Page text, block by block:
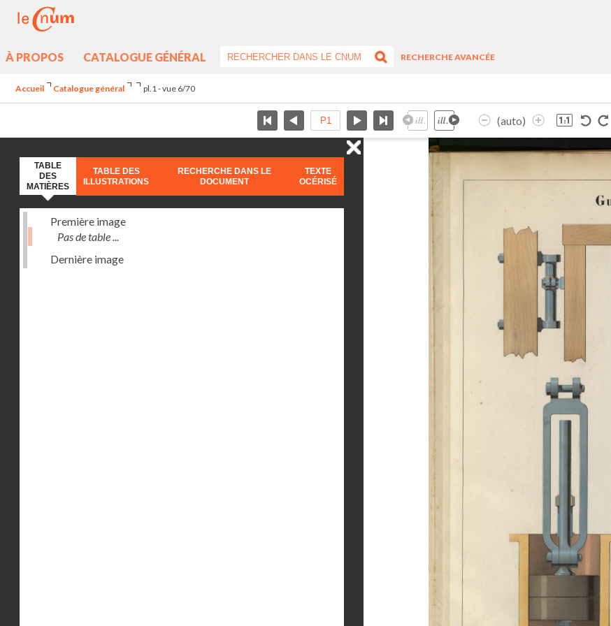
À PROPOS CATALOGUE GÉNÉRAL
RECHERCHE AVANCÉE
Accueil Catalogue général pl.1 - vue 6/70
(auto)
TABLE
DES
MATIÈRES
TABLE DES
ILLUSTRATIONS
RECHERCHE DANS LE
DOCUMENT
TEXTE
OCÉRISÉ
Première image
Pas de table ...
Dernière image